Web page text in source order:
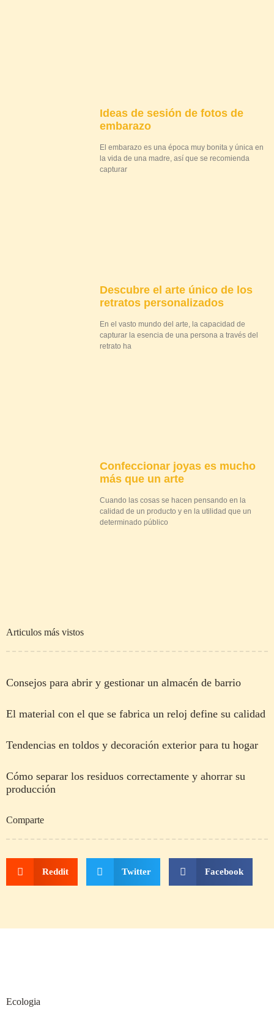
Ideas de sesión de fotos de
embarazo
El embarazo es una época muy bonita y única en
la vida de una madre, así que se recomienda
capturar
Descubre el arte único de los
retratos personalizados
En el vasto mundo del arte, la capacidad de
capturar la esencia de una persona a través del
retrato ha
Confeccionar joyas es mucho
más que un arte
Cuando las cosas se hacen pensando en la
calidad de un producto y en la utilidad que un
determinado público
Articulos más vistos
Consejos para abrir y gestionar un almacén de barrio
El material con el que se fabrica un reloj define su calidad
Tendencias en toldos y decoración exterior para tu hogar
Cómo separar los residuos correctamente y ahorrar su
producción
Comparte
Reddit Twitter Facebook
Ecologia